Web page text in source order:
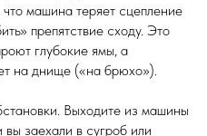
машина теряет сцепление
препятствие сходу. Это
глубокие ямы, а
на днище («на брюхо»).
Выходите из машины
вы заехали в сугроб или